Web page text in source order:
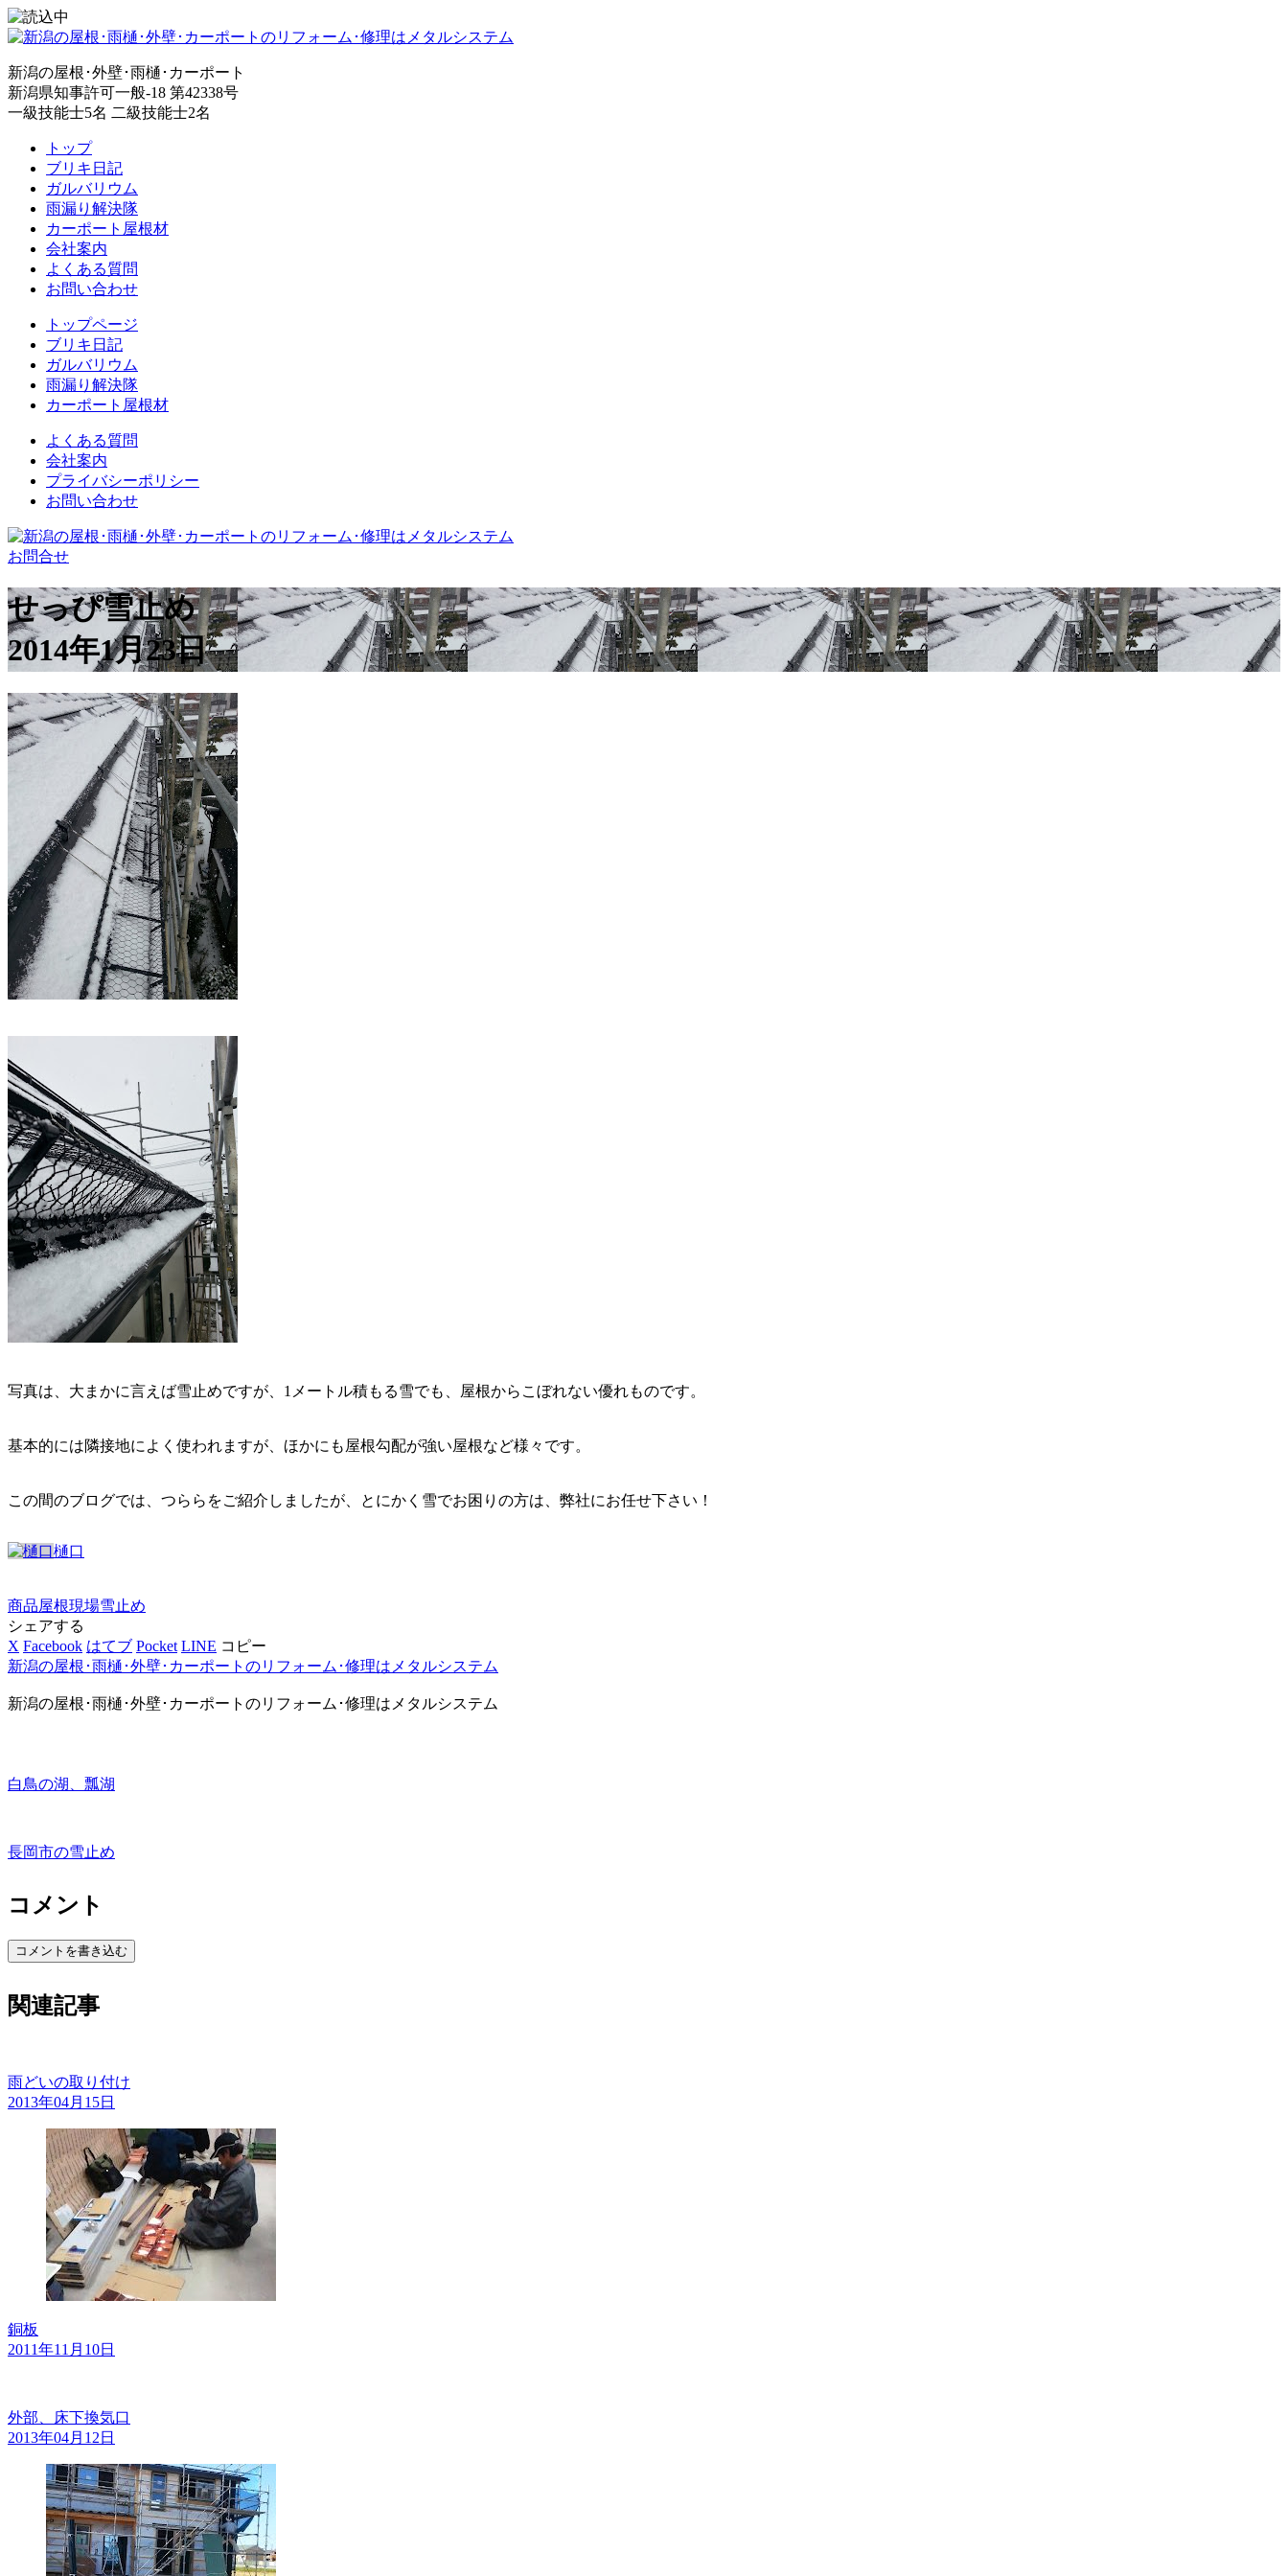
新潟の屋根･外壁･雨樋･カーポート
新潟県知事許可一般-18 第42338号
一級技能士5名 二級技能士2名
トップ
ブリキ日記
ガルバリウム
雨漏り解決隊
カーポート屋根材
会社案内
よくある質問
お問い合わせ
トップページ
ブリキ日記
ガルバリウム
雨漏り解決隊
カーポート屋根材
よくある質問
会社案内
プライバシーポリシー
お問い合わせ
お問合せ
せっぴ雪止め
2014年1月23日
写真は、大まかに言えば雪止めですが、1メートル積もる雪でも、屋根からこぼれない優れものです。
基本的には隣接地によく使われますが、ほかにも屋根勾配が強い屋根など様々です。
この間のブログでは、つららをご紹介しましたが、とにかく雪でお困りの方は、弊社にお任せ下さい！
樋口
商品屋根現場雪止め
シェアする
X Facebook はてブ Pocket LINE コピー
新潟の屋根･雨樋･外壁･カーポートのリフォーム･修理はメタルシステム
新潟の屋根･雨樋･外壁･カーポートのリフォーム･修理はメタルシステム
白鳥の湖、瓢湖
長岡市の雪止め
コメント
コメントを書き込む
関連記事
雨どいの取り付け
2013年04月15日
銅板
2011年11月10日
外部、床下換気口
2013年04月12日